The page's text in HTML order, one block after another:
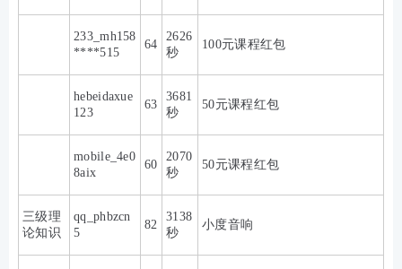
233_mh158
****515
64
2626
秒
100元课程红包
hebeidaxue
123
63
3681
秒
50元课程红包
mobile_4e0
8aix
60
2070
秒
50元课程红包
三级理
论知识
qq_phbzcn
5
82
3138
秒
小度音响